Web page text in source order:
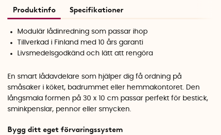
Produktinfo Specifikationer
Modulär lådinredning som passar ihop
Tillverkad i Finland med 10 års garanti
Livsmedelsgodkänd och lätt att rengöra
En smart lådavdelare som hjälper dig få ordning på
småsaker i köket, badrummet eller hemmakontoret. Den
långsmala formen på 30 x 10 cm passar perfekt för bestick,
sminkpenslar, pennor eller smycken.
Bygg ditt eget förvaringssystem